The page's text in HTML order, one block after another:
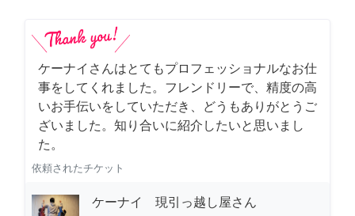
ケーナイさんはとてもプロフェッショナルなお仕
事をしてくれました。フレンドリーで、精度の高
いお手伝いをしていただき、どうもありがとうご
ざいました。知り合いに紹介したいと思いまし
た。
依頼されたチケット
ケーナイ 現引っ越し屋さん